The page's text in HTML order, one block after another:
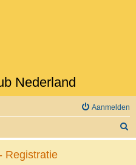
Nederland
Aanmelden
o
Registratie